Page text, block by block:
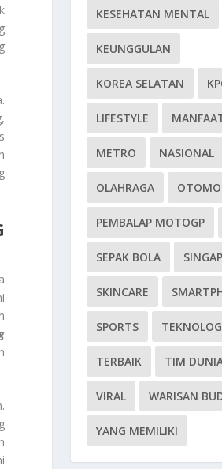
KESEHATAN MENTAL
KEUNGGULAN
KOREA SELATAN
LIFESTYLE
METRO NASIONAL
OLAHRAGA
PEMBALAP MOTOGP
SEPAK BOLA
SKINCARE
SPORTS
TERBAIK TIM
VIRAL WARISAN
YANG MEMILIKI